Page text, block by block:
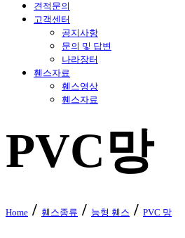
견적문의
고객센터
공지사항
문의 및 답변
나라장터
휀스자료
휀스영상
휀스자료
PVC망
Home / 휀스종류 / 능형 휀스 / PVC 망